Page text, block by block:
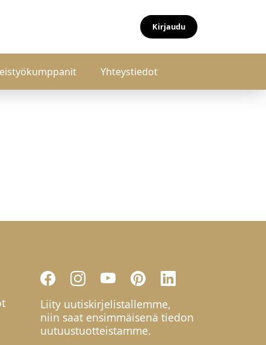
Kirjaudu
Yhteystiedot
Liity uutiskirjelistallemme,
niin saat ensimmäisenä tiedon
uutuustuotteistamme.